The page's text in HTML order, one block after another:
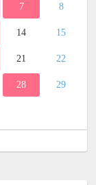
7 8
14 15
21 22
28 29